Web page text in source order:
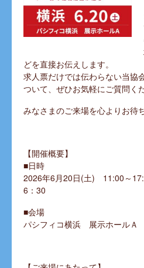
どを直接お伝えします。
求人票だけでは伝わらない当協
ついて、ぜひお気軽にご質問く
みなさまのご来場を心よりお待
【開催概要】
■日時
2026年6月20日(土) 11:00～
6：30
■会場
パシフィコ横浜 展示ホールＡ